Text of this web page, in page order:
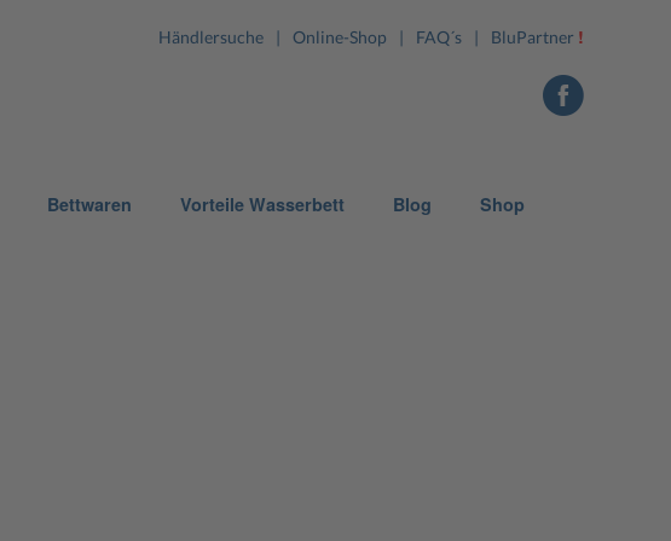
Händlersuche Online-Shop FAQ´s BluPartner !
Bettwaren Vorteile Wasserbett Blog Shop